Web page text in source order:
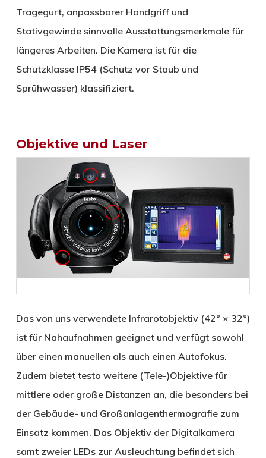
Tragegurt, anpassbarer Handgriff und
Stativgewinde sinnvolle Ausstattungsmerkmale für
längeres Arbeiten. Die Kamera ist für die
Schutzklasse IP54 (Schutz vor Staub und
Sprühwasser) klassifiziert.
Objektive und Laser
Das von uns verwendete Infrarotobjektiv (42° × 32°)
ist für Nahaufnahmen geeignet und verfügt sowohl
über einen manuellen als auch einen Autofokus.
Zudem bietet testo weitere (Tele-)Objektive für
mittlere oder große Distanzen an, die besonders bei
der Gebäude- und Großanlagenthermografie zum
Einsatz kommen. Das Objektiv der Digitalkamera
samt zweier LEDs zur Ausleuchtung befindet sich